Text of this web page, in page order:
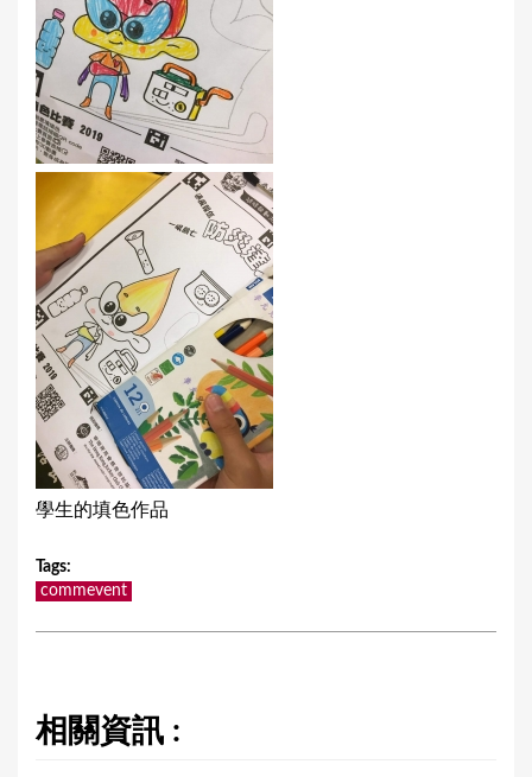
學生的填色作品
Tags:
commevent
相關資訊 :